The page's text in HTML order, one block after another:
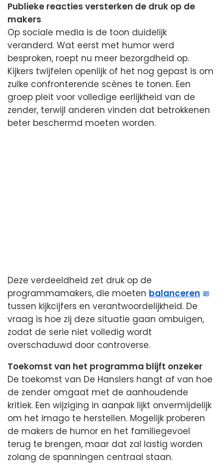
Publieke reacties versterken de druk op de
makers
Op sociale media is de toon duidelijk
veranderd. Wat eerst met humor werd
besproken, roept nu meer bezorgdheid op.
Kijkers twijfelen openlijk of het nog gepast is om
zulke confronterende scènes te tonen. Een
groep pleit voor volledige eerlijkheid van de
zender, terwijl anderen vinden dat betrokkenen
beter beschermd moeten worden.
Deze verdeeldheid zet druk op de
programmamakers, die moeten balanceren
tussen kijkcijfers en verantwoordelijkheid. De
vraag is hoe zij deze situatie gaan ombuigen,
zodat de serie niet volledig wordt
overschaduwd door controverse.
Toekomst van het programma blijft onzeker
De toekomst van De Hanslers hangt af van hoe
de zender omgaat met de aanhoudende
kritiek. Een wijziging in aanpak lijkt onvermijdelijk
om het imago te herstellen. Mogelijk proberen
de makers de humor en het familiegevoel
terug te brengen, maar dat zal lastig worden
zolang de spanningen centraal staan.